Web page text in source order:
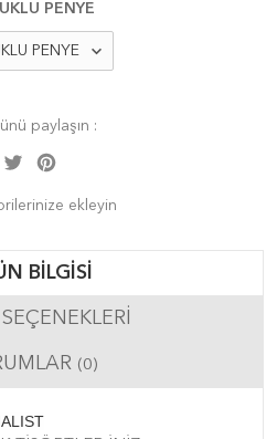
PENYE
paylaşın :
Facebook
Twitter
ekleyin
BILGISI
(0)